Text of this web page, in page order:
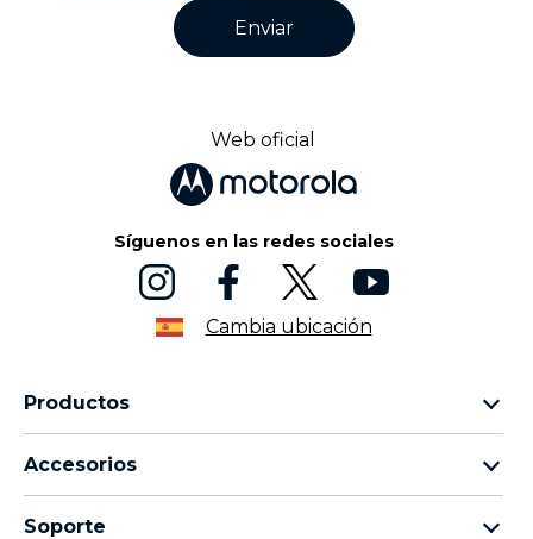
Enviar
Web oficial
Síguenos en las redes sociales
Cambia ubicación
Productos
Familia moto g
Accesorios
Soporte